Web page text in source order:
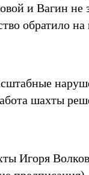
и Вагин
обратило
шахты
Игоря